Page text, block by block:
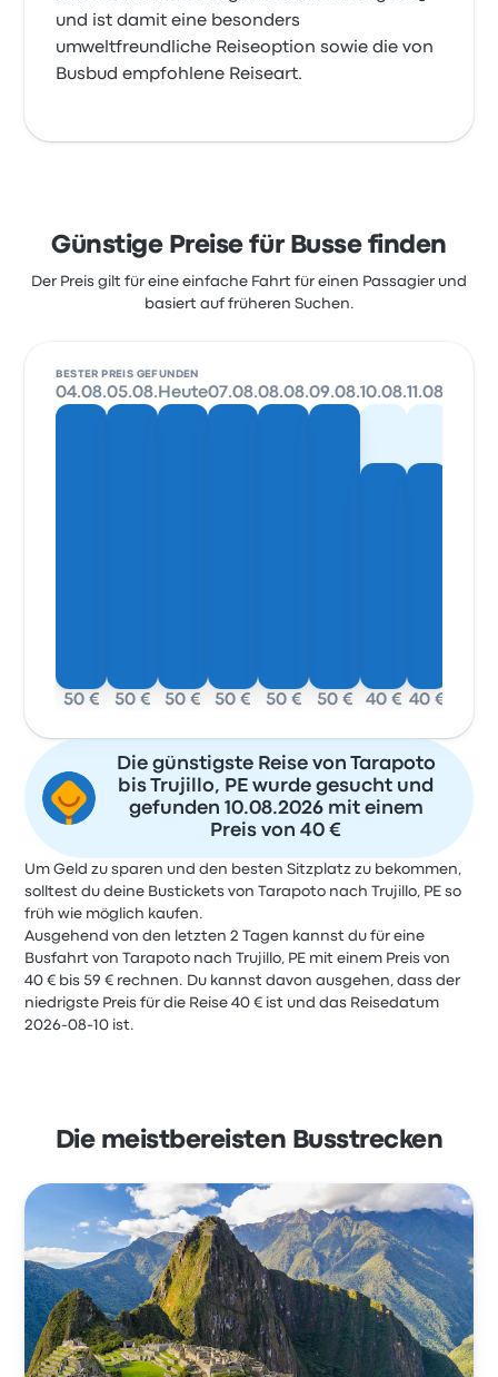
und ist damit eine besonders
umweltfreundliche Reiseoption sowie die von
Busbud empfohlene Reiseart.
Günstige Preise für Busse finden
Der Preis gilt für eine einfache Fahrt für einen Passagier und
basiert auf früheren Suchen.
BESTER PREIS GEFUNDEN
04.08.
50 €
05.08.
50 €
Heute
50 €
07.08.
50 €
08.08.
50 €
09.08.
50 €
10.08.
40 €
11.08.
40 €
Die günstigste Reise von Tarapoto
bis Trujillo, PE wurde gesucht und
gefunden 10.08.2026 mit einem
Preis von 40 €
Um Geld zu sparen und den besten Sitzplatz zu bekommen,
solltest du deine Bustickets von Tarapoto nach Trujillo, PE so
früh wie möglich kaufen.
Ausgehend von den letzten 2 Tagen kannst du für eine
Busfahrt von Tarapoto nach Trujillo, PE mit einem Preis von
40 € bis 59 € rechnen. Du kannst davon ausgehen, dass der
niedrigste Preis für die Reise 40 € ist und das Reisedatum
2026-08-10 ist.
Die meistbereisten Busstrecken